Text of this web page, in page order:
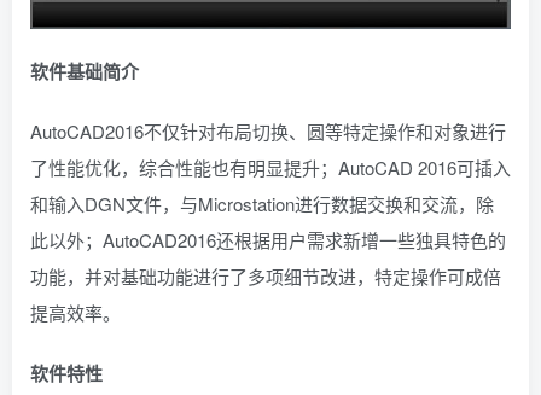
软件基础简介
AutoCAD2016不仅针对布局切换、圆等特定操作和对象进行
了性能优化，综合性能也有明显提升；AutoCAD 2016可插入
和输入DGN文件，与Microstation进行数据交换和交流，除
此以外；AutoCAD2016还根据用户需求新增一些独具特色的
功能，并对基础功能进行了多项细节改进，特定操作可成倍
提高效率。
软件特性